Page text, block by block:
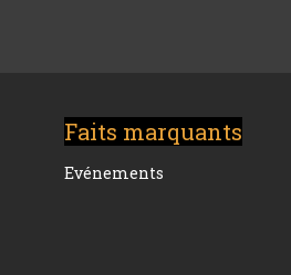
Faits marquants
Evénements